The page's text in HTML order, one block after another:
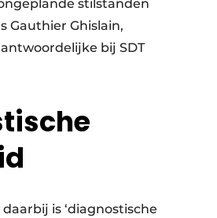
stilstanden
Gauthier Ghislain,
bij SDT
is ‘diagnostische